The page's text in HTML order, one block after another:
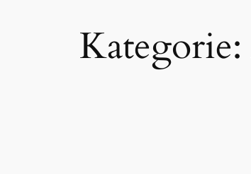
Kategorie: